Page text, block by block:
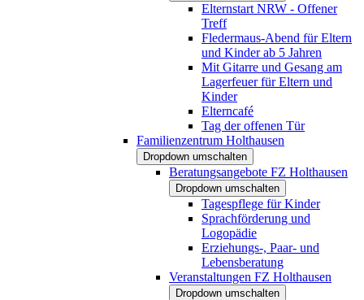
Elternstart NRW - Offener
Treff
Fledermaus-Abend für Eltern
und Kinder ab 5 Jahren
Mit Gitarre und Gesang am
Lagerfeuer für Eltern und
Kinder
Elterncafé
Tag der offenen Tür
Familienzentrum Holthausen
Dropdown umschalten
Beratungsangebote FZ Holthausen
Dropdown umschalten
Tagespflege für Kinder
Sprachförderung und
Logopädie
Erziehungs-, Paar- und
Lebensberatung
Veranstaltungen FZ Holthausen
Dropdown umschalten